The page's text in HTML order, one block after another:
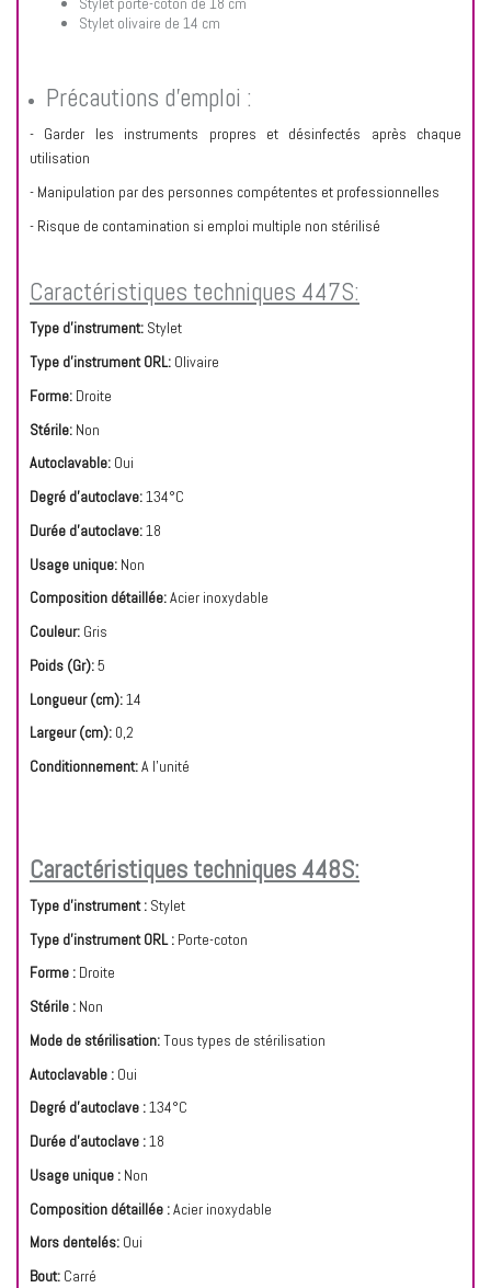
Stylet olivaire de 14 cm
Précautions d’emploi :
- Garder les instruments propres et désinfectés après chaque
utilisation
- Manipulation par des personnes compétentes et professionnelles
- Risque de contamination si emploi multiple non stérilisé
Caractéristiques techniques 447S:
Type d'instrument: Stylet
Type d'instrument ORL: Olivaire
Forme: Droite
Stérile: Non
Autoclavable: Oui
Degré d'autoclave:134°C
Durée d'autoclave:18
Usage unique: Non
Composition détaillée:Acier inoxydable
Couleur: Gris
Poids (Gr):5
Longueur (cm):14
Largeur (cm): 0,2
Conditionnement:A l'unité
Caractéristiques techniques 448S:
Type d'instrument : Stylet
Type d'instrument ORL : Porte-coton
Forme : Droite
Stérile : Non
Mode de stérilisation:Tous types de stérilisation
Autoclavable : Oui
Degré d'autoclave :134°C
Durée d'autoclave :18
Usage unique : Non
Composition détaillée :Acier inoxydable
Mors dentelés: Oui
Bout: Carré